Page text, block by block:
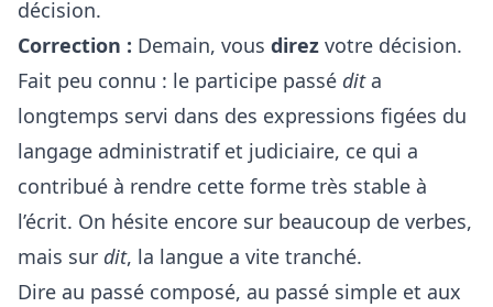
décision.
Correction : Demain, vous direz votre décision.
Fait peu connu : le participe passé dita
longtemps servi dans des expressions figées du
langage administratif et judiciaire, ce qui a
contribué à rendre cette forme très stable à
l’écrit. On hésite encore sur beaucoup de verbes,
mais sur dit, la langue a vite tranché.
Dire au passé composé, au passé simple et aux